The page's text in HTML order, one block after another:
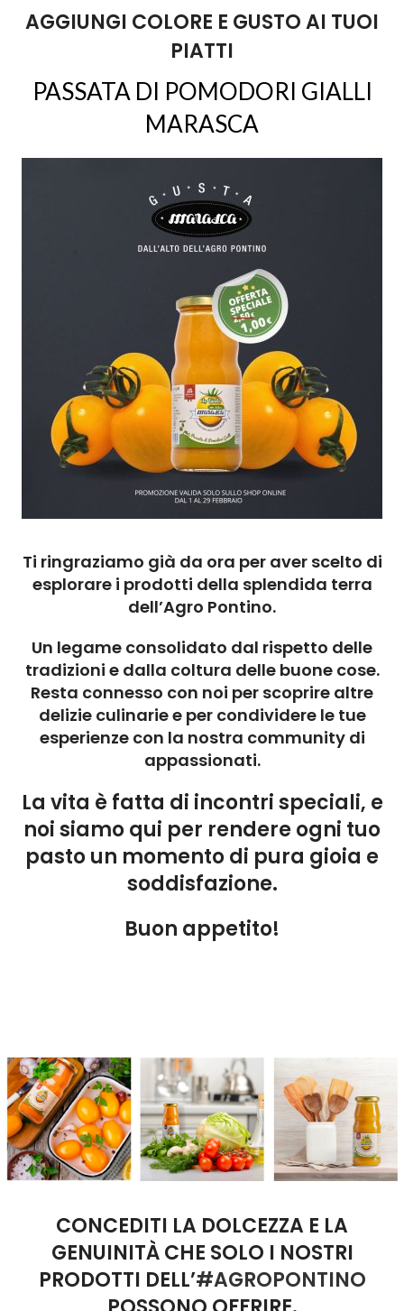
AGGIUNGI COLORE E GUSTO AI TUOI
PIATTI
PASSATA DI POMODORI GIALLI
MARASCA
Ti ringraziamo già da ora per aver scelto di
esplorare i prodotti della splendida terra
dell’Agro Pontino.
Un legame consolidato dal rispetto delle
tradizioni e dalla coltura delle buone cose.
Resta connesso con noi per scoprire altre
delizie culinarie e per condividere le tue
esperienze con la nostra community di
appassionati.
La vita è fatta di incontri speciali, e
noi siamo qui per rendere ogni tuo
pasto un momento di pura gioia e
soddisfazione.
Buon appetito!
CONCEDITI LA DOLCEZZA E LA
GENUINITÀ CHE SOLO I NOSTRI
PRODOTTI DELL’#AGROPONTINO